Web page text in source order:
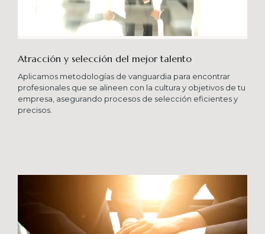
Atracción y selección del mejor talento
Aplicamos metodologías de vanguardia para encontrar
profesionales que se alineen con la cultura y objetivos de tu
empresa, asegurando procesos de selección eficientes y
precisos.